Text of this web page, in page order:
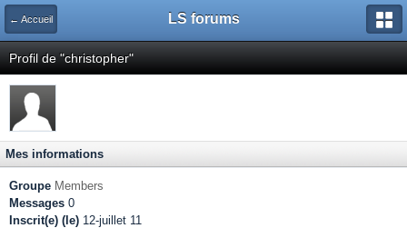
← Accueil LS forums
Profil de "christopher"
Mes informations
Groupe Members
Messages 0
Inscrit(e) (le) 12-juillet 11